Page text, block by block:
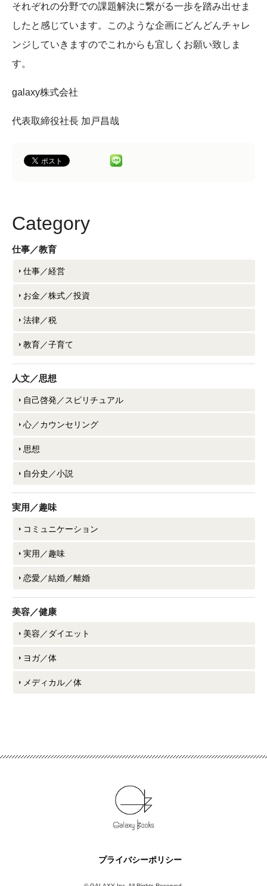
それぞれの分野での課題解決に繋がる一歩を踏み出せま
したと感じています。このような企画にどんどんチャレ
ンジしていきますのでこれからも宜しくお願い致しま
す。
galaxy株式会社
代表取締役社長 加戸昌哉
Category
仕事／教育
仕事／経営
お金／株式／投資
法律／税
教育／子育て
人文／思想
自己啓発／スピリチュアル
心／カウンセリング
思想
自分史／小説
実用／趣味
コミュニケーション
実用／趣味
恋愛／結婚／離婚
美容／健康
美容／ダイエット
ヨガ／体
メディカル／体
プライバシーポリシー